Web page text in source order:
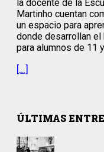
la docente de la
Martinho cuentan
un espacio para
donde desarrollan el
para alumnos de 11
[…]
ÚLTIMAS